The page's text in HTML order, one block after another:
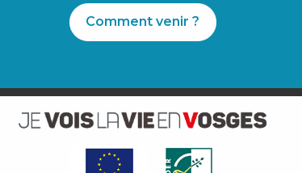
Comment venir ?